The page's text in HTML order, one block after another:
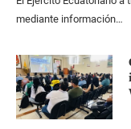
mediante información…